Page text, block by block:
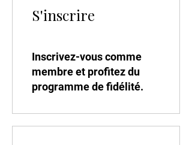
S'inscrire
Inscrivez-vous comme
membre et profitez du
programme de fidélité.